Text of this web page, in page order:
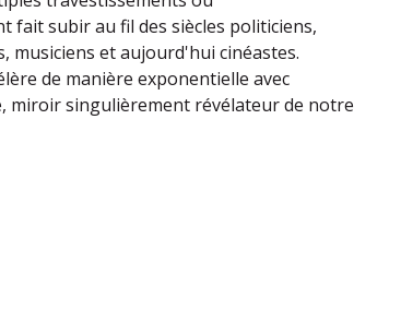
fait subir au fil des siècles politiciens,
musiciens et aujourd'hui cinéastes.
de manière exponentielle avec
miroir singulièrement révélateur de notre